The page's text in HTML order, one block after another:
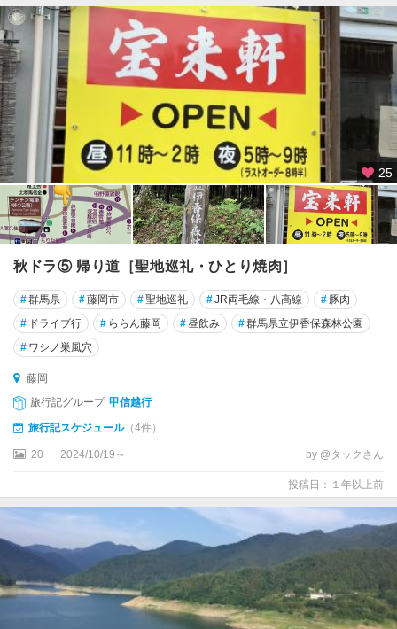
25
秋ドラ⑤ 帰り道［聖地巡礼・ひとり焼肉］
#群馬県 #藤岡市 #聖地巡礼 #JR両毛線・八高線 # 豚肉
# ドライブ行 # ららん藤岡 #昼飲み #群馬県立伊香保森林公園
# ワシノ巣風穴
藤岡
旅行記グループ 甲信越行
旅行記スケジュール（4件）
20 2024/10/19～ by @タックさん
投稿日：１年以上前